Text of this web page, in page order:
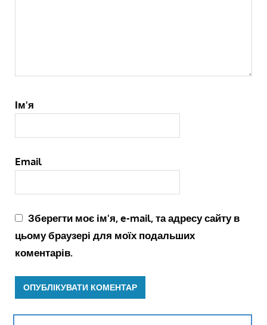
Ім'я
Email
Зберегти моє ім'я, e-mail, та адресу сайту в
цьому браузері для моїх подальших
коментарів.